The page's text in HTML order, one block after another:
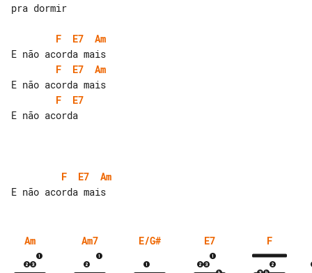
pra dormir
F E7
Am
F
E7
Am
F
E7
E não acorda
F E7
Am
Am Am7 E/G# E7 F